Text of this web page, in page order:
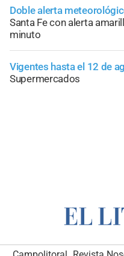
Doble alerta
Santa Fe con alerta
minuto
Vigentes hasta el 12 de
Supermercados